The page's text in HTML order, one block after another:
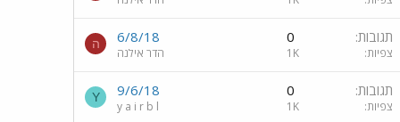
תגובות 0
צפיות 1K
6/8/18
הדר אילנה
ה
תגובות 0
צפיות 1K
9/6/18
y a i r b l
Y